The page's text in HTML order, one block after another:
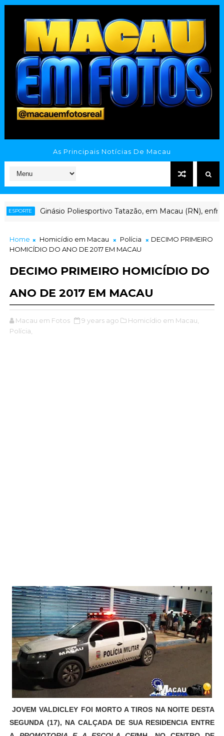
As Principais Notícias De Macau
Ginásio Poliesportivo Tatazão, em Macau (RN), enfrenta
Home Homicídio em Macau Polícia
DECIMO PRIMEIRO
HOMICÍDIO DO ANO DE 2017 EM MACAU
DECIMO PRIMEIRO HOMICÍDIO DO
ANO DE 2017 EM MACAU
Macau em Fotos 9 years ago
Homicídio em Macau,
Polícia,
JOVEM VALDICLEY FOI MORTO A TIROS NA NOITE DESTA
SEGUNDA (17), NA CALÇADA DE SUA RESIDENCIA ENTRE